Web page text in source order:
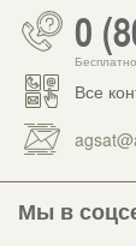
0
Все
Мы в